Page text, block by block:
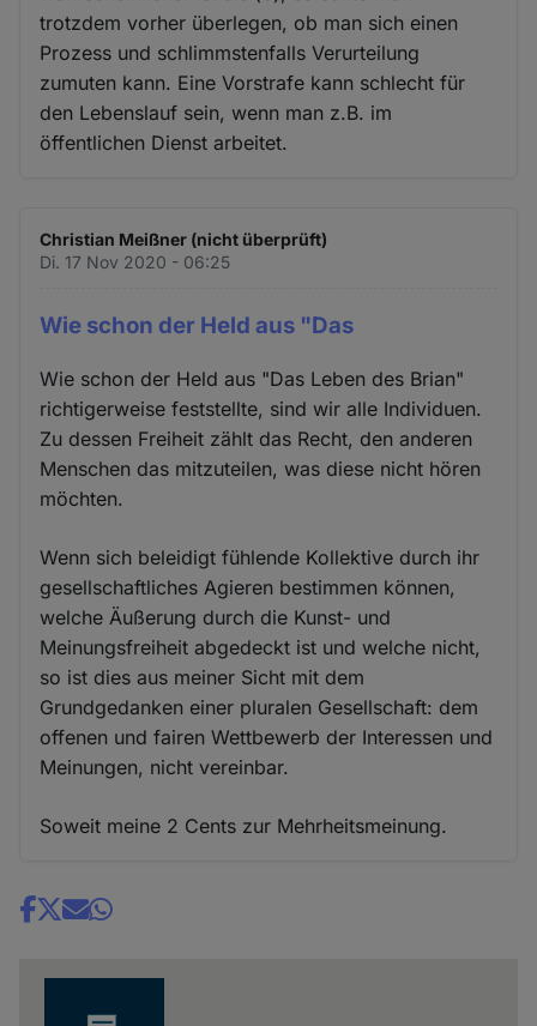
trotzdem vorher überlegen, ob man sich einen
Prozess und schlimmstenfalls Verurteilung
zumuten kann. Eine Vorstrafe kann schlecht für
den Lebenslauf sein, wenn man z.B. im
öffentlichen Dienst arbeitet.
Christian Meißner (nicht überprüft)
Di. 17 Nov 2020 - 06:25
Wie schon der Held aus "Das
Wie schon der Held aus "Das Leben des Brian"
richtigerweise feststellte, sind wir alle Individuen.
Zu dessen Freiheit zählt das Recht, den anderen
Menschen das mitzuteilen, was diese nicht hören
möchten.
Wenn sich beleidigt fühlende Kollektive durch ihr
gesellschaftliches Agieren bestimmen können,
welche Äußerung durch die Kunst- und
Meinungsfreiheit abgedeckt ist und welche nicht,
so ist dies aus meiner Sicht mit dem
Grundgedanken einer pluralen Gesellschaft: dem
offenen und fairen Wettbewerb der Interessen und
Meinungen, nicht vereinbar.
Soweit meine 2 Cents zur Mehrheitsmeinung.
Share